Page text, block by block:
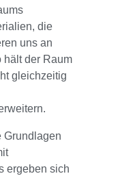
die
uns an
hält der Raum
gleichzeitig
Grundlagen
ergeben sich